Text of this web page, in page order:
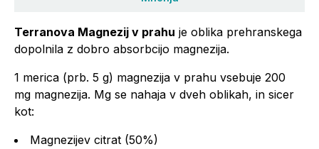
Terranova Magnezij v prahu je oblika prehranskega
dopolnila z dobro absorbcijo magnezija.
1 merica (prb. 5 g) magnezija v prahu vsebuje 200
mg magnezija. Mg se nahaja v dveh oblikah, in sicer
kot:
Magnezijev citrat (50%)